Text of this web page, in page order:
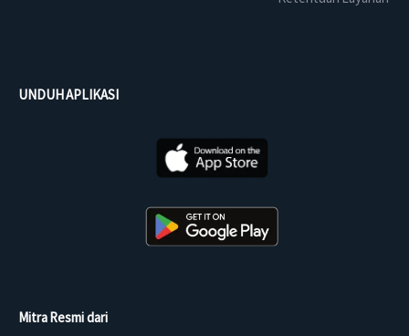
UNDUH APLIKASI
Mitra Resmi dari